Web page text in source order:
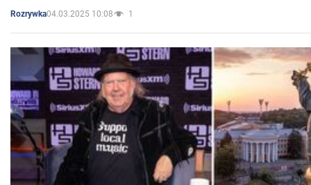
Rozrywka04.03.2025 10:08 1